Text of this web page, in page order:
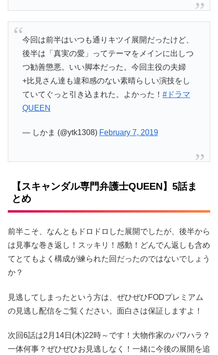
今回は前半はいつも通りキツイ展開だったけど、
後半は「真実の愛」ってテーマをメインに出しつ
つ勧善懲悪。いい脚本だった。今回主役の夫婦
+比見さん達も違和感のない素晴らしい演技をし
ていてぐっと引き込まれた。よかった！ #ドラマ
QUEEN
— しかま (@ytk1308) February 7, 2019
【スキャンダル専門弁護士QUEEN】5話ま
とめ
前半こそ、なんともドロドロした展開でしたが、後半から
は見事な巻き返し！スッキリ！感動！どんでん返しも含め
てとてもよく構成が練られた回だったのではないでしょう
か？
見逃してしまったという方は、ぜひぜひFODプレミアム
の見逃し配信をご覧ください。面白さは保証しますよ！
次回6話は2月14日(木)22時～です！大物作家のパワハラ？
一体何事？ぜひぜひお見逃しなく！一緒に今後の展開を追